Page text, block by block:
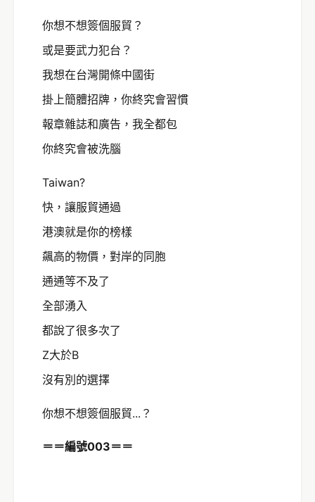
你想不想簽個服貿？
或是要武力犯台？
我想在台灣開條中國街
掛上簡體招牌，你終究會習慣
報章雜誌和廣告，我全都包
你終究會被洗腦
Taiwan?
快，讓服貿通過
港澳就是你的榜樣
飆高的物價，對岸的同胞
通通等不及了
全部湧入
都說了很多次了
Z大於B
沒有別的選擇
你想不想簽個服貿...？
＝＝編號003＝＝